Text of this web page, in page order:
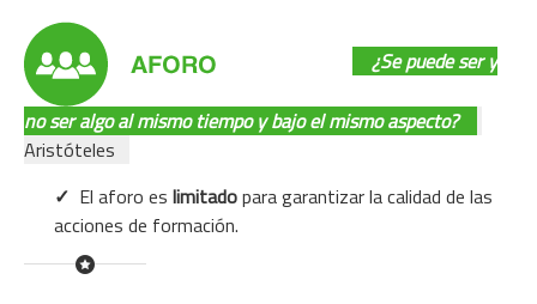
¿Se puede ser y
no ser algo al mismo tiempo y bajo el mismo aspecto?
Aristóteles
✓ El aforo es limitadopara garantizar la calidad de las
acciones de formación.